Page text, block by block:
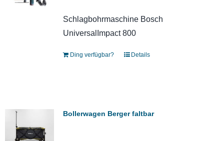
Schlagbohrmaschine Bosch
UniversalImpact 800
Ding verfügbar? Details
Bollerwagen Berger faltbar